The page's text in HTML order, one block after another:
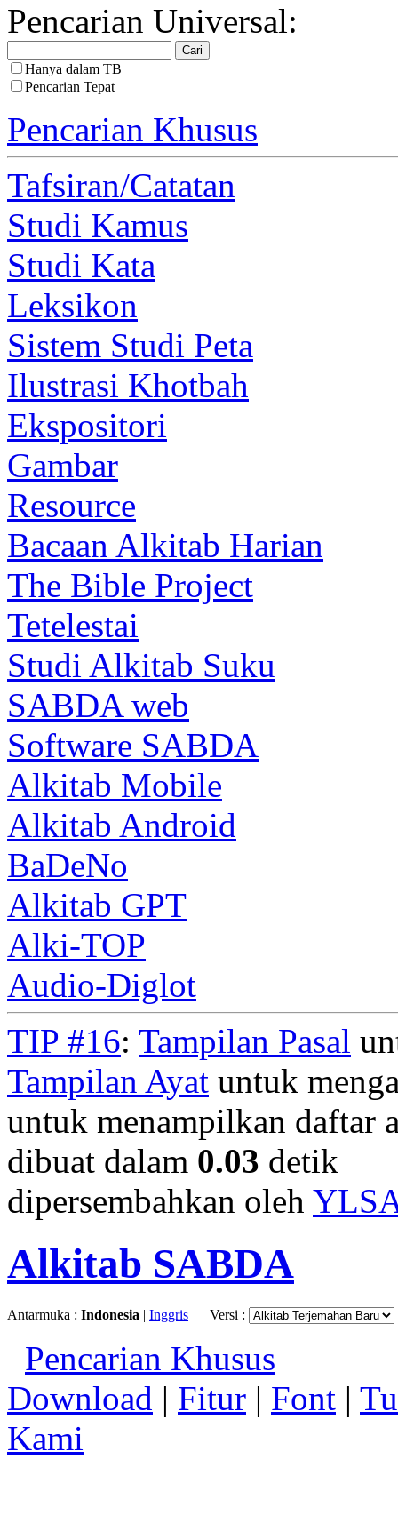
Pencarian Universal:
Hanya dalam TB
Pencarian Tepat
Pencarian Khusus
Tafsiran/Catatan
Studi Kamus
Studi Kata
Leksikon
Sistem Studi Peta
Ilustrasi Khotbah
Ekspositori
Gambar
Resource
Bacaan Alkitab Harian
The Bible Project
Tetelestai
Studi Alkitab Suku
SABDA web
Software SABDA
Alkitab Mobile
Alkitab Android
BaDeNo
Alkitab GPT
Alki-TOP
Audio-Diglot
TIP #16: Tampilan Pasal
Tampilan Ayat untuk
untuk menampilkan daftar
dibuat dalam 0.03 detik
dipersembahkan oleh
Alkitab SABDA
Antarmuka : Indonesia | Inggris Versi :
Pencarian Khusus
Download | Fitur | Font |
Kami